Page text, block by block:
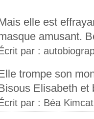
elle est
amusant.
par :
trompe son
Elisabeth et
par : Béa Kimcat